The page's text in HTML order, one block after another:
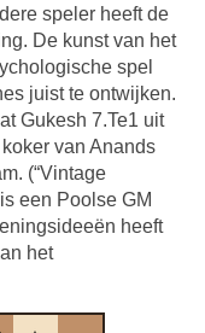
speler heeft de
De kunst van het
spel
juist te ontwijken.
Gukesh 7.Te1 uit
van Anands
(“Vintage
een Poolse GM
heeft
het